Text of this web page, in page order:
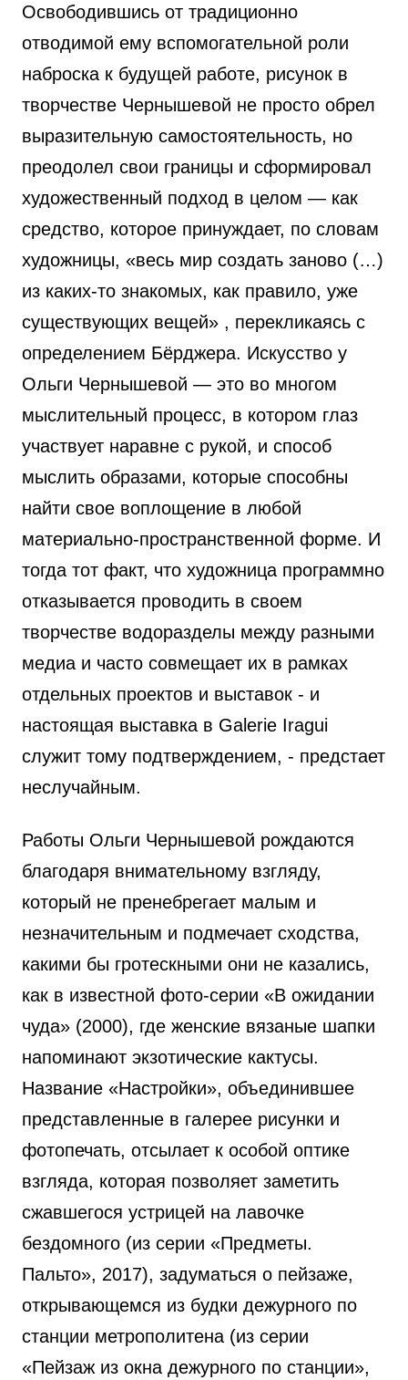
Освободившись от традиционно
отводимой ему вспомогательной роли
наброска к будущей работе, рисунок в
творчестве Чернышевой не просто обрел
выразительную самостоятельность, но
преодолел свои границы и сформировал
художественный подход в целом — как
средство, которое принуждает, по словам
художницы, «весь мир создать заново (…)
из каких-то знакомых, как правило, уже
существующих вещей» , перекликаясь с
определением Бёрджера. Искусство у
Ольги Чернышевой — это во многом
мыслительный процесс, в котором глаз
участвует наравне с рукой, и способ
мыслить образами, которые способны
найти свое воплощение в любой
материально-пространственной форме. И
тогда тот факт, что художница программно
отказывается проводить в своем
творчестве водоразделы между разными
медиа и часто совмещает их в рамках
отдельных проектов и выставок - и
настоящая выставка в Galerie Iragui
служит тому подтверждением, - предстает
неслучайным.
Работы Ольги Чернышевой рождаются
благодаря внимательному взгляду,
который не пренебрегает малым и
незначительным и подмечает сходства,
какими бы гротескными они не казались,
как в известной фото-серии «В ожидании
чуда» (2000), где женские вязаные шапки
напоминают экзотические кактусы.
Название «Настройки», объединившее
представленные в галерее рисунки и
фотопечать, отсылает к особой оптике
взгляда, которая позволяет заметить
сжавшегося устрицей на лавочке
бездомного (из серии «Предметы.
Пальто», 2017), задуматься о пейзаже,
открывающемся из будки дежурного по
станции метрополитена (из серии
«Пейзаж из окна дежурного по станции»,